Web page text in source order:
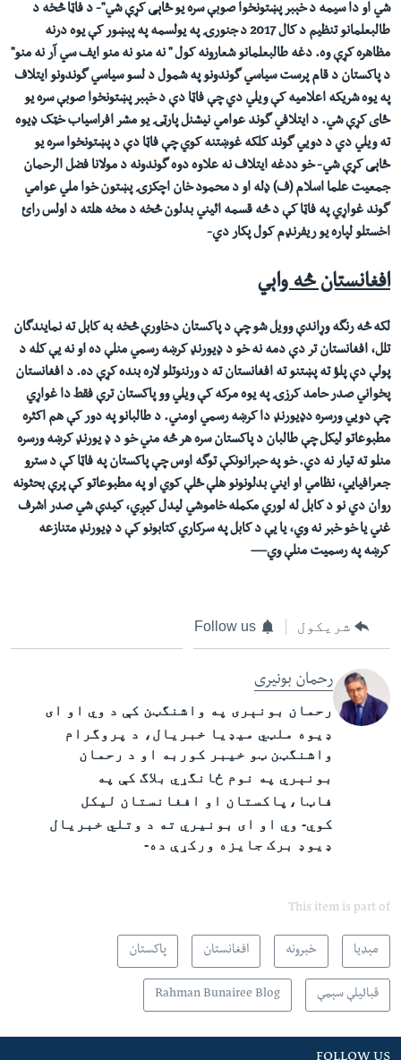
شي او دا سيمه د خېبر پښتونخوا صوبې سره یو ځاېی کړې شي"- د فاټا څخه د
طالبعلمانو تنظيم د کال 2017 د جنورۍ په یولسمه په پېښور کې یوه درنه
مظاهره کړې وه. دغه طالبعلمانو شعارونه کول " نه منو نه منو ایف سي آر نه منو"
د پاکستان د قام پرست سیاسي گوندونو په شمول د لسو سیاسي گوندونو ایتلاف
په یوه شريکه اعلامیه کې ويلي دي چې فاټا دې د خېبر پښتونخوا صوبې سره یو
ځای کړې شي. د ایتلافي گوند عوامي نیشنل پارټۍ یو مشر افراسیاب خټک ډیوه
ته ويلي دي د دويي گوند کلکه غوښتنه کوي چې فاټا دې د پښتونخوا سره یو
ځاېی کړې شي- خو ددغه ایتلاف نه علاوه دوه گوندونه د مولانا فضل الرحمان
جمعیت علما اسلام (ف) ډله او د محمود خان اچکزۍ پښتون خوا ملي عوامي
گوند غواړي په فاټا کې د څه قسمه ائيني بدلون څخه د مخه هلته د اولس رائ
اخستلو لپاره یو ریفرنډم کول پکار دي-
افغانستان څه واېي
لکه څه رنگه وړاندې وویل شو چې د پاکستان دخاورې څخه به کابل ته نمایندگان
تلل، افغانستان تر دې دمه نه خو د ډیورنډ کرښه رسمي منلې ده او نه یې کله د
پولې دې پلؤ ته پښتنو ته افغانستان ته د ورننوتلو لاره بنده کړې ده. د افغانستان
پخواني صدر حامد کرزۍ په یوه مرکه کې ويلي وو پاکستان ترې فقط دا غواړي
چې دويي ورسره دډیورنډ دا کرښه رسمي اومني. د طالبانو په دور کې هم اکثره
مطبوعاتو ليکل چې طالبان د پاکستان سره هر څه مني خو د ډ یورنډ کرښه ورسره
منلو ته تیار نه دي. خو په حېرانونکې توگه اوس چې پاکستان په فاټا کې د سترو
جعرافيايي، نظامي او ايني بدلونونو هلې ځلې کوي او په مطبوعاتو کې پرې بحثونه
روان دي نو د کابل له لوري مکمله خاموشي لیدل کیږي، کیدې شي صدر اشرف
غني یا خو خبر نه وي، یا یې د کابل په سرکاري کتابونو کې د ډیورنډ متنازعه
کرښه په رسمیت منلې وي—
شریکول Follow us
رحمان بونیری
رحمان بونېری په واشنگټن کې د وي او ای
ډیوه ملټي میډیا خبریال ، د پروگرام
واشنگټن ټو خیبر کوربه او د رحمان
بونېري په نوم ځانگړ ي بلاگ کې په
فاټا،پاکستان او
افغانستان لیکل
کوي- وي او ای بونيري ته د وتلي خبریال
ډیوډ برک جایزه ورکړې ده-
This item is part of
مېډیا خبرونه افغانستان پاکستان
قبائیلې سېمې Rahman Bunairee Blog